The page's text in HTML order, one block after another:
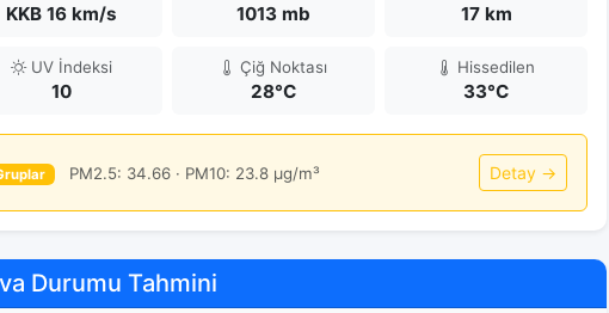
KKB 16 km/s 1013 mb 17 km
UV İndeksi
10
Çiğ Noktası
28°C
Hissedilen
33°C
PM2.5: 34.66 · PM10: 23.8 μg/m³ Detay →
Durumu Tahmini